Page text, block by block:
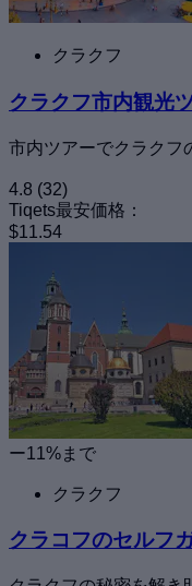
クラクフ
クラクフ市内観光
市内ツアーでクラクフ
4.8 (32)
Tiqets最安価格：
$11.54
ー11%まで
クラクフ
クラコフのセルフ